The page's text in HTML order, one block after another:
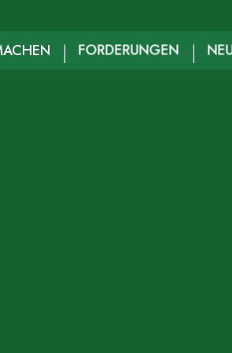
FORDERUNGEN